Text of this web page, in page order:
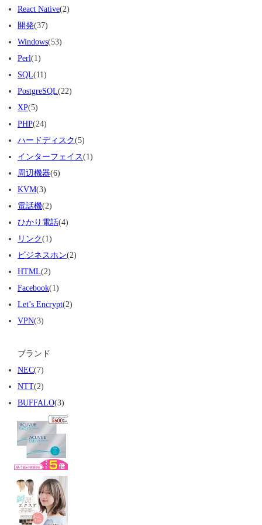
React Native(2)
開発(37)
Windows(53)
Perl(1)
SQL(11)
PostgreSQL(22)
XP(5)
PHP(24)
ハードディスク(5)
インターフェイス(1)
周辺機器(6)
KVM(3)
電話機(2)
ひかり電話(4)
リンク(1)
ビジネスホン(2)
HTML(2)
Facebook(1)
Let’s Encrypt(2)
VPN(3)
ブランド
NEC(7)
NTT(2)
BUFFALO(3)